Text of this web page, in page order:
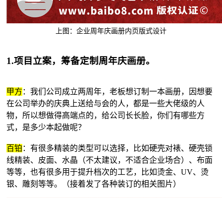
上图：企业周年庆画册内页版式设计
1.项目立案，筹备定制周年庆画册。
甲方 ：我们公司成立两周年，老板想订制一本画册，因想要
在公司举办的庆典上送给与会的人，都是一些大佬级的人
物，所以想做得高端点的，给公司长长脸，你们有哪些方
式，是多少本起做呢？
百铂 ：有很多精装的类型可以选择，比如硬壳对裱、硬壳锁
线精装、皮面、水晶（不太建议，不适合企业场合）、布面
等等，也有很多用于提升档次的工艺，比如烫金、UV、烫
银、雕刻等等。（接着发了各种装订的相关图片）